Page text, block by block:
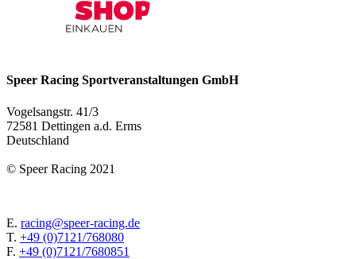
Speer Racing Sportveranstaltungen GmbH
Vogelsangstr. 41/3
72581 Dettingen a.d. Erms
Deutschland
© Speer Racing 2021
E. racing@speer-racing.de
T. +49 (0)7121/768080
F. +49 (0)7121/7680851